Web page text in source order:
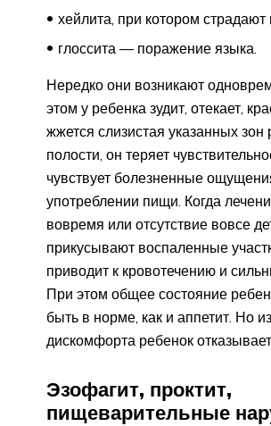
хейлита, при котором страдают
глоссита — поражение языка.
Нередко они возникают
этом у ребенка зудит, отекает,
жжется слизистая указанных зон
полости, он теряет
чувствует болезненные
употреблении пищи. Когда
вовремя или отсутствие вовсе
прикусывают воспаленные
приводит к кровотечению и
При этом общее состояние
быть в норме, как и аппетит. Но
дискомфорта ребенок
Эзофагит, проктит,
пищеварительные